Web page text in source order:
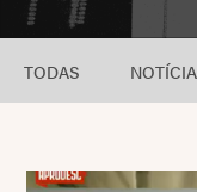
TODAS